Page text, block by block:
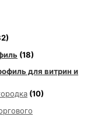
(18)
для витрин и
(10)